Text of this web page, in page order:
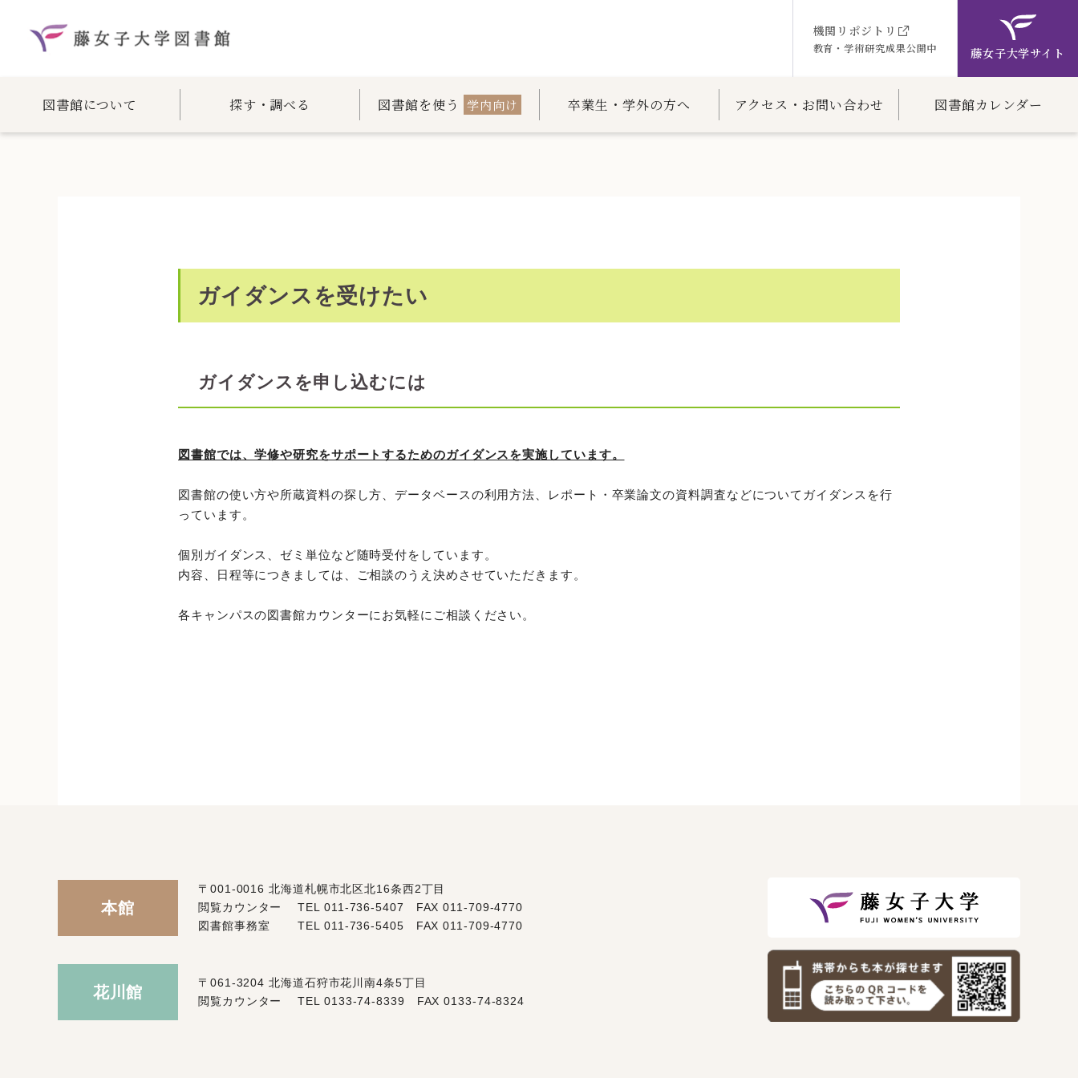
機関リポジトリ
教育・学術研究成果公開中 藤女子大学サイト
図書館について 探す・調べる 図書館を使う 学内向け 卒業生・学外の方へ アクセス・お問い合わせ 図書館カレンダー
ガイダンスを受けたい
ガイダンスを申し込むには
図書館では、学修や研究をサポートするためのガイダンスを実施しています。
図書館の使い方や所蔵資料の探し方、データベースの利用方法、レポート・卒業論文の資料調査などについてガイダンスを行
っています。
個別ガイダンス、ゼミ単位など随時受付をしています。
内容、日程等につきましては、ご相談のうえ決めさせていただきます。
各キャンパスの図書館カウンターにお気軽にご相談ください。
本館
〒001-0016 北海道札幌市北区北16条西2丁目
閲覧カウンター
TEL 011-736-5407
FAX 011-709-4770
図書館事務室
TEL 011-736-5405 FAX 011-709-4770
花川館
〒061-3204 北海道石狩市花川南4条5丁目
閲覧カウンター
TEL 0133-74-8339 FAX 0133-74-8324